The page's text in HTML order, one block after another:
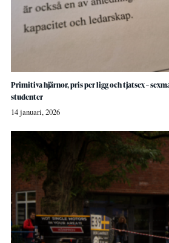
Primitiva hjärnor, pris per ligg och tjatsex –
studenter
14 januari, 2026